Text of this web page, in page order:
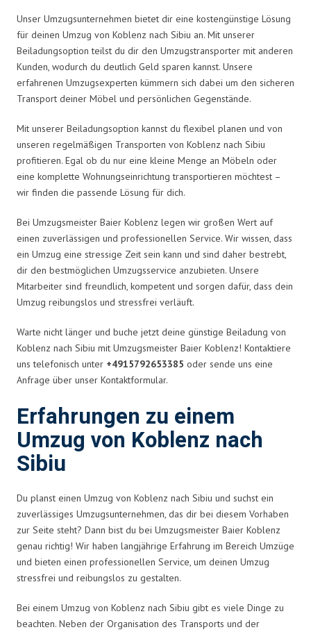
Unser Umzugsunternehmen bietet dir eine kostengünstige Lösung
für deinen Umzug von Koblenz nach Sibiu an. Mit unserer
Beiladungsoption teilst du dir den Umzugstransporter mit anderen
Kunden, wodurch du deutlich Geld sparen kannst. Unsere
erfahrenen Umzugsexperten kümmern sich dabei um den sicheren
Transport deiner Möbel und persönlichen Gegenstände.
Mit unserer Beiladungsoption kannst du flexibel planen und von
unseren regelmäßigen Transporten von Koblenz nach Sibiu
profitieren. Egal ob du nur eine kleine Menge an Möbeln oder
eine komplette Wohnungseinrichtung transportieren möchtest –
wir finden die passende Lösung für dich.
Bei Umzugsmeister Baier Koblenz legen wir großen Wert auf
einen zuverlässigen und professionellen Service. Wir wissen, dass
ein Umzug eine stressige Zeit sein kann und sind daher bestrebt,
dir den bestmöglichen Umzugsservice anzubieten. Unsere
Mitarbeiter sind freundlich, kompetent und sorgen dafür, dass dein
Umzug reibungslos und stressfrei verläuft.
Warte nicht länger und buche jetzt deine günstige Beiladung von
Koblenz nach Sibiu mit Umzugsmeister Baier Koblenz! Kontaktiere
uns telefonisch unter +4915792653385 oder sende uns eine
Anfrage über unser Kontaktformular.
Erfahrungen zu einem
Umzug von Koblenz nach
Sibiu
Du planst einen Umzug von Koblenz nach Sibiu und suchst ein
zuverlässiges Umzugsunternehmen, das dir bei diesem Vorhaben
zur Seite steht? Dann bist du bei Umzugsmeister Baier Koblenz
genau richtig! Wir haben langjährige Erfahrung im Bereich Umzüge
und bieten einen professionellen Service, um deinen Umzug
stressfrei und reibungslos zu gestalten.
Bei einem Umzug von Koblenz nach Sibiu gibt es viele Dinge zu
beachten. Neben der Organisation des Transports und der